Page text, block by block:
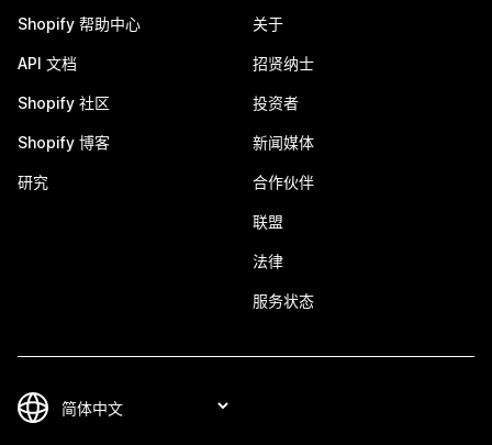
Shopify 帮助中心
API 文档
Shopify 社区
Shopify 博客
研究
关于
招贤纳士
投资者
新闻媒体
合作伙伴
联盟
法律
服务状态